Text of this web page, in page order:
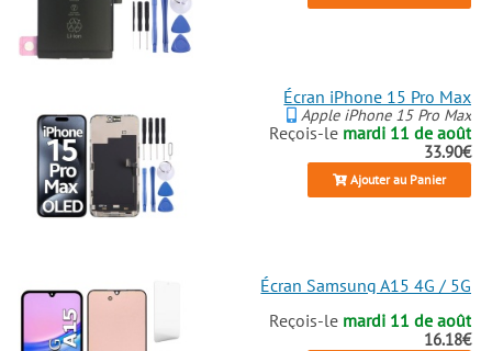
Écran iPhone 15 Pro Max
Apple iPhone 15 Pro Max
Reçois-le mardi 11 de août
33.90€
Ajouter au Panier
Écran Samsung A15 4G / 5G
Reçois-le mardi 11 de août
16.18€